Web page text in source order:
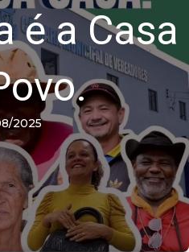
é a Casa
2025